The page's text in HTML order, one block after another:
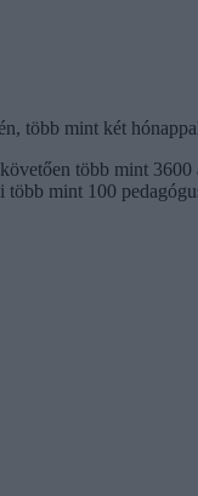
több mint két
több mint
mint 100